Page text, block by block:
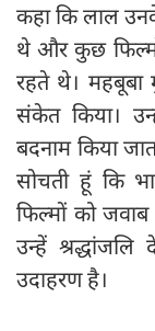
कहा कि लाल
थे और कुछ
रहते थे।
संकेत किया।
बदनाम किया
सोचती हूं कि
फिल्मों को
उन्हें
उदाहरण है।